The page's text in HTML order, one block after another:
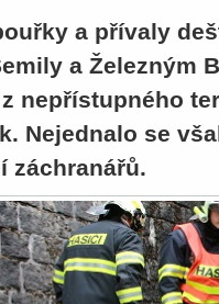
a přívaly
a Železným
nepřístupného
Nejednalo se
záchranářů.